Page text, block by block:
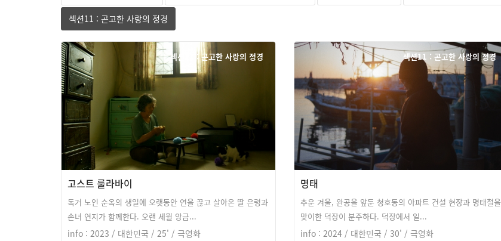
섹션11 : 곤고한 사랑의 정경
섹션11 : 곤고한 사랑의 정경
고스트 룰라바이
독거 노인 순옥의 생일에 오랫동안 연을 끊고 살아온 딸 은령과
손녀 연지가 함께한다. 오랜 세월 앙금...
info : 2023 / 대한민국 / 25' / 극영화
섹션11 : 곤고한 사랑의 정경
명태
추운 겨울, 완공을 앞둔 청호동의 아파트 건설 현장과 명태철을
맞이한 덕장이 분주하다. 덕장에서 일...
info : 2024 / 대한민국 / 30' / 극영화